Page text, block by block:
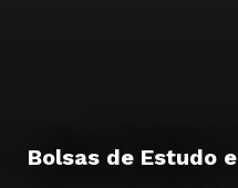
Bolsas de Estudo
Hei, você ainda